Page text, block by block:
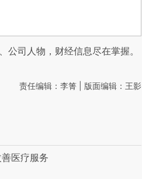
公司人物，财经信息尽在掌握。
责任编辑：李箐 | 版面编辑：王影
医疗服务